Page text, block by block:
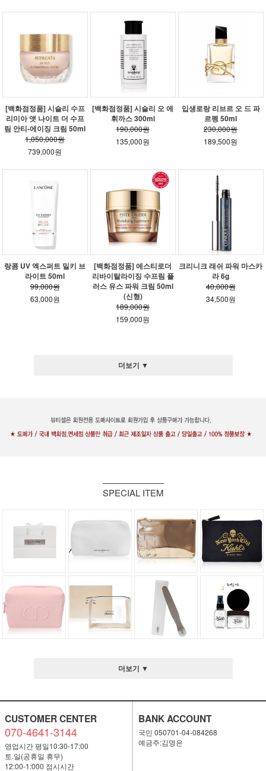
[백화점정품] 시슬리 수프
리미아 앳 나이트 더 수프
림 안티-에이징 크림 50ml
1,050,000원
739,000원
[백화점정품] 시슬리 오 에
휘까스 300ml
190,000원
135,000원
입생로랑 리브르 오 드 파
르펭 50ml
230,000원
189,500원
랑콤 UV 엑스퍼트 밀키 브
라이트 50ml
99,000원
63,000원
[백화점정품] 에스티로더
리바이탈라이징 수프림 플
러스 유스 파워 크림 50ml
(신형)
189,000원
159,000원
크리니크 래쉬 파워 마스카
라 6g
40,000원
34,500원
더보기 ▼
SPECIAL ITEM
더보기 ▼
CUSTOMER CENTER
070-4641-3144
영업시간 평일10:30-17:00
토.일(공휴일 휴무)
12:00-1:000 점시시간
BANK ACCOUNT
국민 050701-04-084268
예금주:김명은